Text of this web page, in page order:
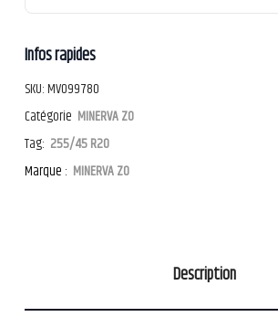
Infos rapides
SKU:MV099780
Catégorie MINERVA ZO
Tag: 255/45 R20
Marque : MINERVA ZO
Description